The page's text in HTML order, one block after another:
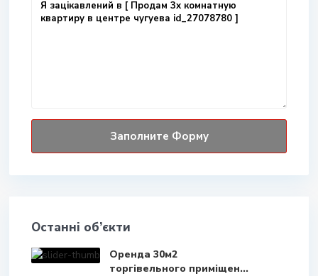
Останні об’єкти
Оренда 30м2
торгівельного приміщен...